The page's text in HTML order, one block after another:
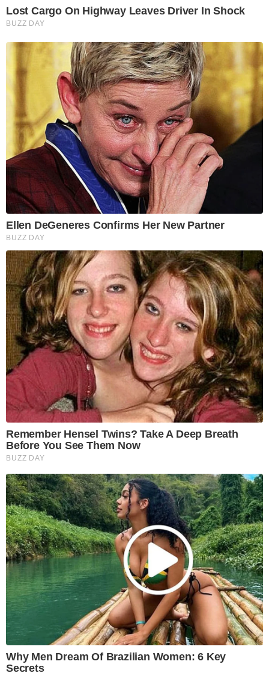
Lost Cargo On Highway Leaves Driver In Shock
BUZZ DAY
Ellen DeGeneres Confirms Her New Partner
BUZZ DAY
Remember Hensel Twins? Take A Deep Breath
Before You See Them Now
BUZZ DAY
Why Men Dream Of Brazilian Women: 6 Key
Secrets